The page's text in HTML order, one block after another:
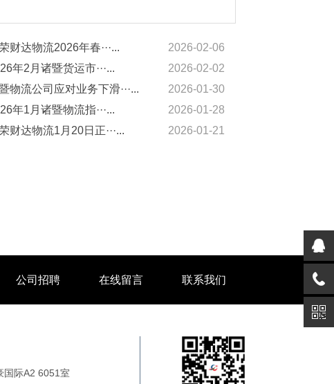
财达物流2026年春···...
2026-02-06
年2月诸暨货运市···...
2026-02-02
物流公司应对业务下滑···...
2026-01-30
年1月诸暨物流指···...
2026-01-28
财达物流1月20日正···... 2026-01-21
公司招聘 在线留言 联系我们
国际A2 6051室